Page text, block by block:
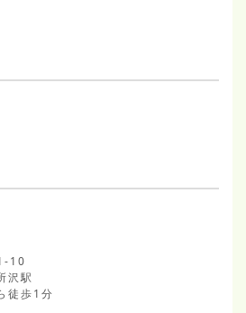
10
沢駅
徒歩1分